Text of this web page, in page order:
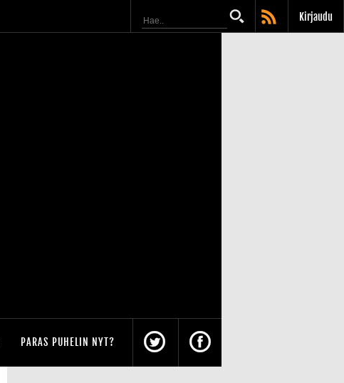
Kirjaudu
PARAS PUHELIN NYT?